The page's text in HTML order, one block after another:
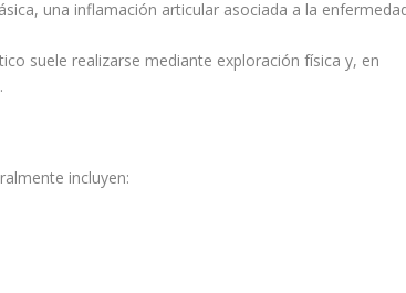
una inflamación articular asociada a la
suele realizarse mediante exploración física y, en
incluyen: